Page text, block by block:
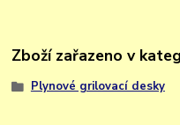
Zboží zařazeno v
Plynové grilovací desky